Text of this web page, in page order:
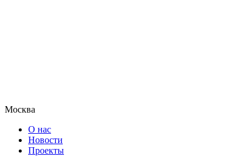
Москва
О нас
Новости
Проекты